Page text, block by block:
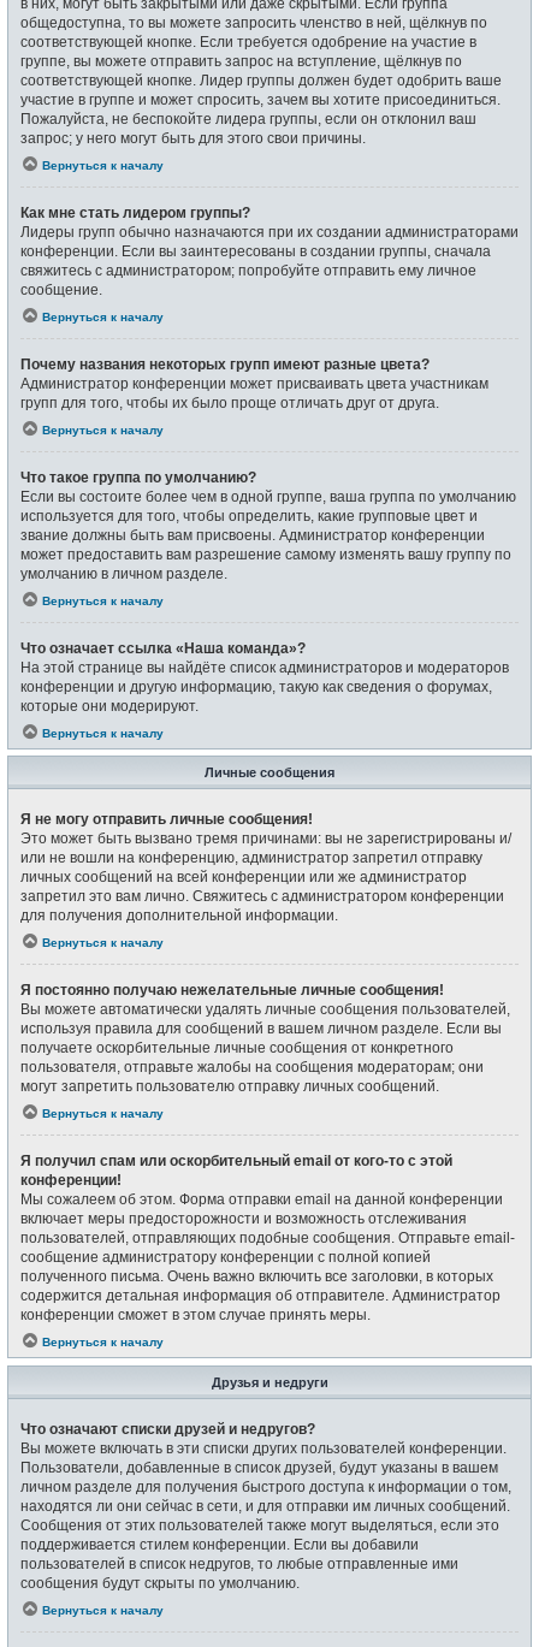
общедоступна, то вы можете запросить членство в ней, щёлкнув по
соответствующей кнопке. Если требуется одобрение на участие в
группе, вы можете отправить запрос на вступление, щёлкнув по
соответствующей кнопке. Лидер группы должен будет одобрить ваше
участие в группе и может спросить, зачем вы хотите присоединиться.
Пожалуйста, не беспокойте лидера группы, если он отклонил ваш
запрос; у него могут быть для этого свои причины.
Вернуться к началу
Как мне стать лидером группы?
Лидеры групп обычно назначаются при их создании администраторами
конференции. Если вы заинтересованы в создании группы, сначала
свяжитесь с администратором; попробуйте отправить ему личное
сообщение.
Вернуться к началу
Почему названия некоторых групп имеют разные цвета?
Администратор конференции может присваивать цвета участникам
групп для того, чтобы их было проще отличать друг от друга.
Вернуться к началу
Что такое группа по умолчанию?
Если вы состоите более чем в одной группе, ваша группа по умолчанию
используется для того, чтобы определить, какие групповые цвет и
звание должны быть вам присвоены. Администратор конференции
может предоставить вам разрешение самому изменять вашу группу по
умолчанию в личном разделе.
Вернуться к началу
Что означает ссылка «Наша команда»?
На этой странице вы найдёте список администраторов и модераторов
конференции и другую информацию, такую как сведения о форумах,
которые они модерируют.
Вернуться к началу
Личные сообщения
Я не могу отправить личные сообщения!
Это может быть вызвано тремя причинами: вы не зарегистрированы и/
или не вошли на конференцию, администратор запретил отправку
личных сообщений на всей конференции или же администратор
запретил это вам лично. Свяжитесь с администратором конференции
для получения дополнительной информации.
Вернуться к началу
Я постоянно получаю нежелательные личные сообщения!
Вы можете автоматически удалять личные сообщения пользователей,
используя правила для сообщений в вашем личном разделе. Если вы
получаете оскорбительные личные сообщения от конкретного
пользователя, отправьте жалобы на сообщения модераторам; они
могут запретить пользователю отправку личных сообщений.
Вернуться к началу
Я получил спам или оскорбительный email от кого-то с этой
конференции!
Мы сожалеем об этом. Форма отправки email на данной конференции
включает меры предосторожности и возможность отслеживания
пользователей, отправляющих подобные сообщения. Отправьте email-
сообщение администратору конференции с полной копией
полученного письма. Очень важно включить все заголовки, в которых
содержится детальная информация об отправителе. Администратор
конференции сможет в этом случае принять меры.
Вернуться к началу
Друзья и недруги
Что означают списки друзей и недругов?
Вы можете включать в эти списки других пользователей конференции.
Пользователи, добавленные в список друзей, будут указаны в вашем
личном разделе для получения быстрого доступа к информации о том,
находятся ли они сейчас в сети, и для отправки им личных сообщений.
Сообщения от этих пользователей также могут выделяться, если это
поддерживается стилем конференции. Если вы добавили
пользователей в список недругов, то любые отправленные ими
сообщения будут скрыты по умолчанию.
Вернуться к началу